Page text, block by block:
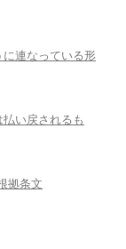
連なっている形
い戻されるも
拠条文